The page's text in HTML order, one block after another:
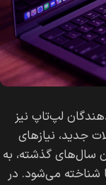
لپ‌تاپ نیز
جدید، نیازهای
سال ۲۰۲۳ نیز همچون سال‌های گذشته، به
شناخته می‌شود. در